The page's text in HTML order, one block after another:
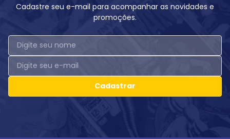
Cadastre seu e-mail para acompanhar as novidades e
promoções.
Cadastrar